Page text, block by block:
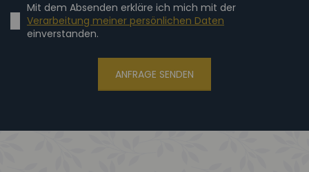
Mit dem Absenden erkläre ich mich mit der
Verarbeitung meiner persönlichen Daten
einverstanden.
ANFRAGE SENDEN